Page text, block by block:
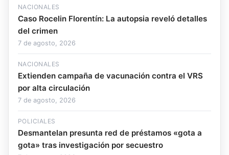
NACIONALES
Caso Rocelin Florentín: La autopsia reveló detalles
del crimen
7 de agosto, 2026
NACIONALES
Extienden campaña de vacunación contra el VRS
por alta circulación
7 de agosto, 2026
POLICIALES
Desmantelan presunta red de préstamos «gota a
gota» tras investigación por secuestro